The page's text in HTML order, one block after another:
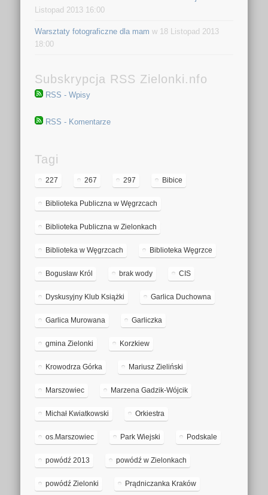
Listopad 2013 16:00
Warsztaty fotograficzne dla mam w 18 Listopad 2013
18:00
Subskrypcja RSS Zielonki.nfo
RSS - Wpisy
RSS - Komentarze
Tagi
227 267 297 Bibice
Biblioteka Publiczna w Węgrzcach
Biblioteka Publiczna w Zielonkach
Biblioteka w Węgrzcach Biblioteka Węgrzce
Bogusław Król brak wody CIS
Dyskusyjny Klub Książki Garlica Duchowna
Garlica Murowana Garliczka
gmina Zielonki Korzkiew
Krowodrza Górka Mariusz Zieliński
Marszowiec Marzena Gadzik-Wójcik
Michał Kwiatkowski Orkiestra
os.Marszowiec Park Wiejski Podskale
powódź 2013 powódź w Zielonkach
powódź Zielonki Prądniczanka Kraków